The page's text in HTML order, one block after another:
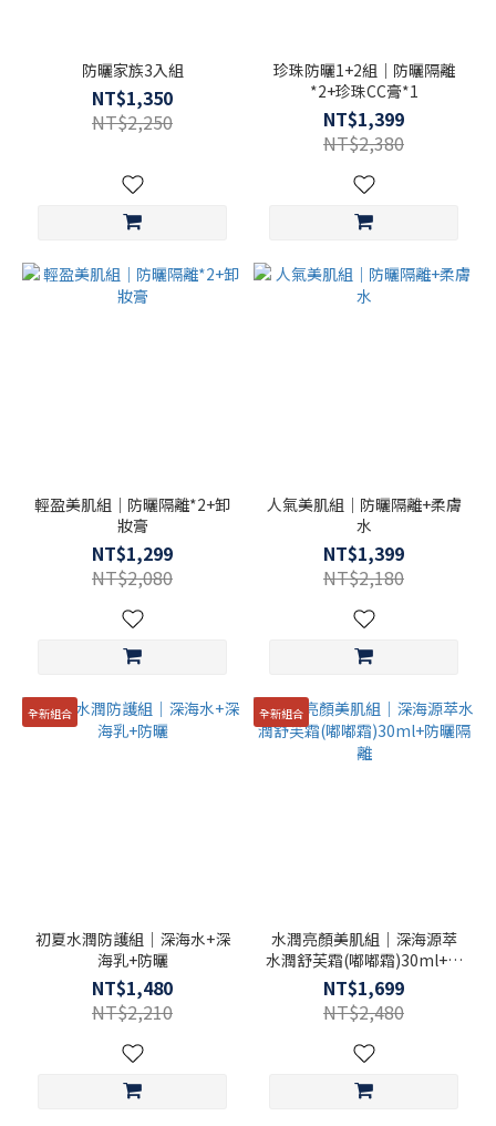
防曬家族3入組
NT$1,350
NT$2,250
珍珠防曬1+2組｜防曬隔離
*2+珍珠CC膏*1
NT$1,399
NT$2,380
輕盈美肌組｜防曬隔離*2+卸
妝膏
NT$1,299
NT$2,080
人氣美肌組｜防曬隔離+柔膚
水
NT$1,399
NT$2,180
全新組合
初夏水潤防護組｜深海水+深
海乳+防曬
NT$1,480
NT$2,210
全新組合
水潤亮顏美肌組｜深海源萃
水潤舒芙霜(嘟嘟霜)30ml+防
曬隔離
NT$1,699
NT$2,480